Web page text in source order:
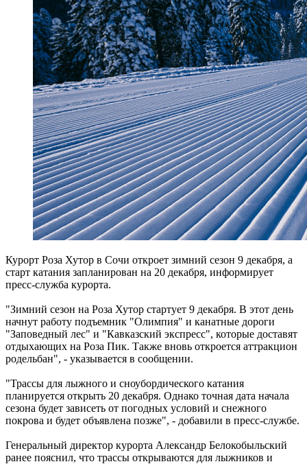
Курорт Роза Хутор в Сочи откроет зимний сезон 9 декабря, а
старт катания запланирован на 20 декабря, информирует
пресс-служба курорта.
"Зимний сезон на Роза Хутор стартует 9 декабря. В этот день
начнут работу подъемник "Олимпия" и канатные дороги
"Заповедный лес" и "Кавказский экспресс", которые доставят
отдыхающих на Роза Пик. Также вновь откроется аттракцион
родельбан", - указывается в сообщении.
"Трассы для лыжного и сноубордического катания
планируется открыть 20 декабря. Однако точная дата начала
сезона будет зависеть от погодных условий и снежного
покрова и будет объявлена позже", - добавили в пресс-службе.
Генеральный директор курорта Александр Белокобыльский
ранее пояснил, что трассы открываются для лыжников и